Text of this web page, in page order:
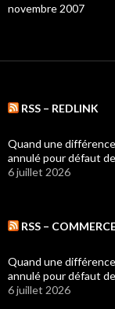
novembre 2007
RSS – REDLINK
Quand une
annulé pour défaut
6 juillet 2026
RSS –
Quand une
annulé pour défaut
6 juillet 2026